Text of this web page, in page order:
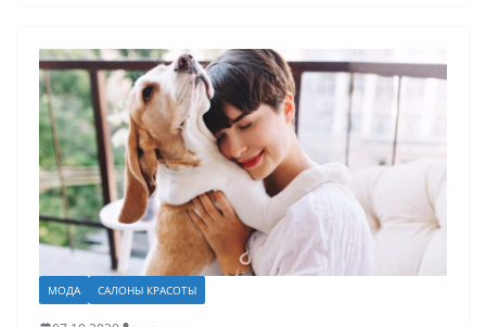
МОДА САЛОНЫ КРАСОТЫ